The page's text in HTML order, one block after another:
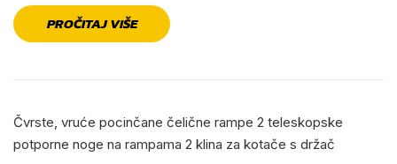
PROČITAJ VIŠE
Čvrste, vruće pocinčane čelične rampe 2 teleskopske
potporne noge na rampama 2 klina za kotače s držač